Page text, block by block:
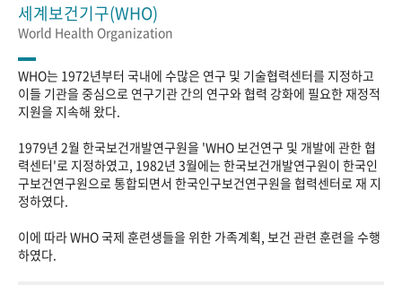
세계보건기구(WHO)
World Health Organization
WHO는 1972년부터 국내에 수많은 연구 및 기술협력센터를 지정하고
이들 기관을 중심으로 연구기관 간의 연구와 협력 강화에 필요한 재정적
지원을 지속해 왔다.
1979년 2월 한국보건개발연구원을 'WHO 보건연구 및 개발에 관한 협
력센터'로 지정하였고, 1982년 3월에는 한국보건개발연구원이 한국인
구보건연구원으로 통합되면서 한국인구보건연구원을 협력센터로 재 지
정하였다.
이에 따라 WHO 국제 훈련생들을 위한 가족계획, 보건 관련 훈련을 수행
하였다.